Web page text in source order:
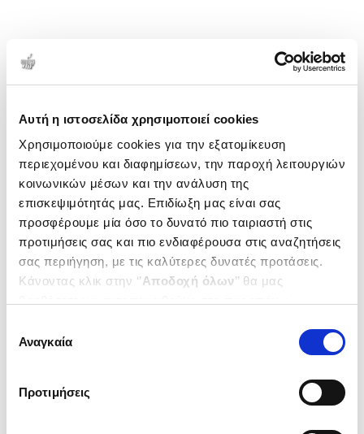
Αυτή η ιστοσελίδα χρησιμοποιεί cookies
Χρησιμοποιούμε cookies για την εξατομίκευση
περιεχομένου και διαφημίσεων, την παροχή λειτουργιών
κοινωνικών μέσων και την ανάλυση της
επισκεψιμότητάς μας. Επιδίωξη μας είναι σας
προσφέρουμε μία όσο το δυνατό πιο ταιριαστή στις
προτιμήσεις σας και πιο ενδιαφέρουσα στις αναζητήσεις
σας περιήγηση, με τις καλύτερες δυνατές προτάσεις.
Κάνοντας κλικ στην ‘’Αποδοχή όλων’’ θα μας
ενδιαφέρουν και να επιλέξετε από τα παρακάτω με την
΄΄και να ενημερωθείτε σχετικά με
συγκατάθεσης
Αναγκαία
Προτιμήσεις